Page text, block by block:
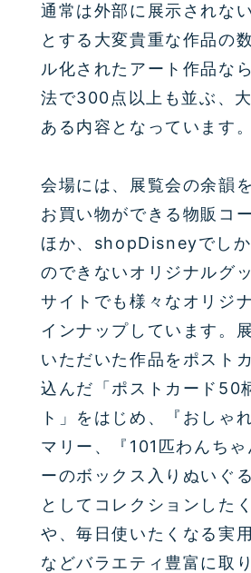
通常は外部に展示されな
とする大変貴重な作品の
ル化されたアート作品な
法で300点以上も並ぶ、
ある内容となっています。
会場には、展覧会の余韻
お買い物ができる物販コ
ほか、shopDisneyでしか
のできないオリジナルグ
サイトでも様々なオリジ
インナップしています。
いただいた作品をポスト
込んだ「ポストカード50
ト」をはじめ、『おしゃ
マリー、『101匹わんち
ーのボックス入りぬいぐ
としてコレクションした
や、毎日使いたくなる実
などバラエティ豊富に取